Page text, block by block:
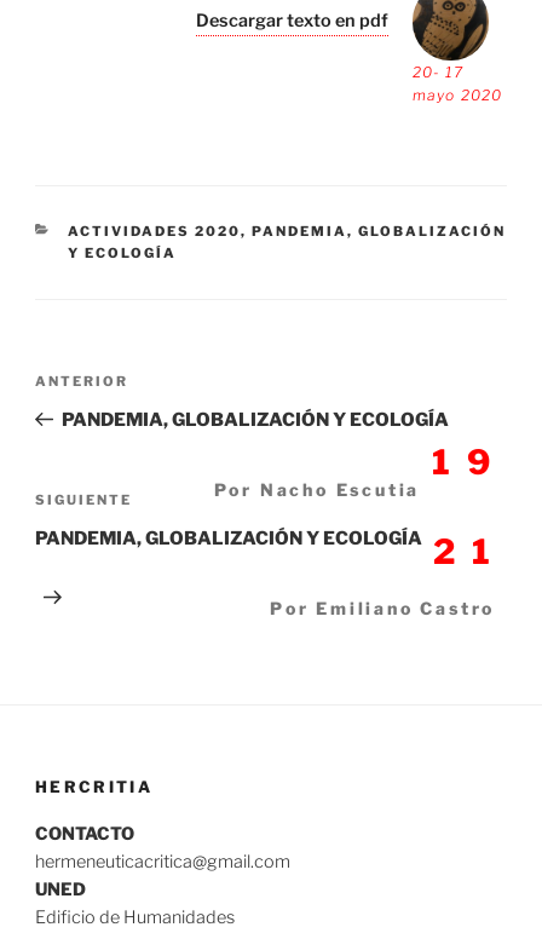
20- 17
mayo 2020
Descargar texto en pdf
CATEGORÍAS
ACTIVIDADES 2020,PANDEMIA, GLOBALIZACIÓN
Y ECOLOGÍA
Navegación
Entrada
anterior:
ANTERIOR
PANDEMIA, GLOBALIZACIÓN Y ECOLOGÍA
19
Por Nacho Escutia
Siguiente
entrada
SIGUIENTE
PANDEMIA, GLOBALIZACIÓN Y ECOLOGÍA 21
Por Emiliano Castro
HERCRITIA
CONTACTO
hermeneuticacritica@gmail.com
UNED
Edificio de Humanidades